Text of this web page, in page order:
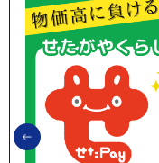
前のスライドを表示